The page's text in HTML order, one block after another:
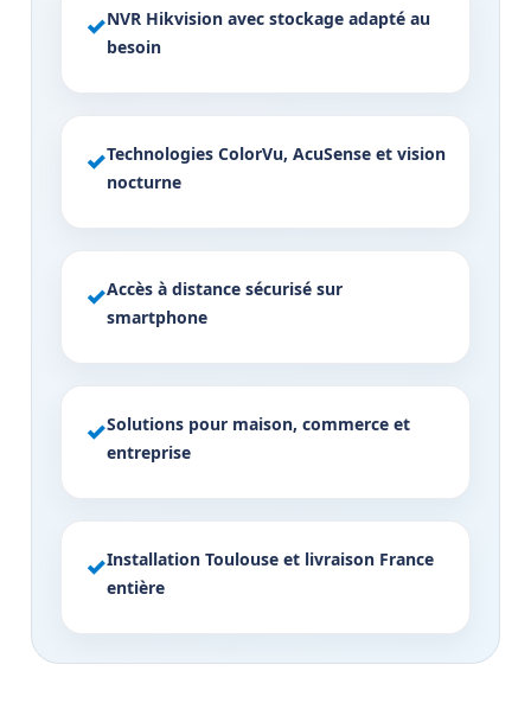
✓NVR Hikvision avec stockage adapté au
besoin
✓Technologies ColorVu, AcuSense et vision
nocturne
✓Accès à distance sécurisé sur
smartphone
✓Solutions pour maison, commerce et
entreprise
✓Installation Toulouse et livraison France
entière